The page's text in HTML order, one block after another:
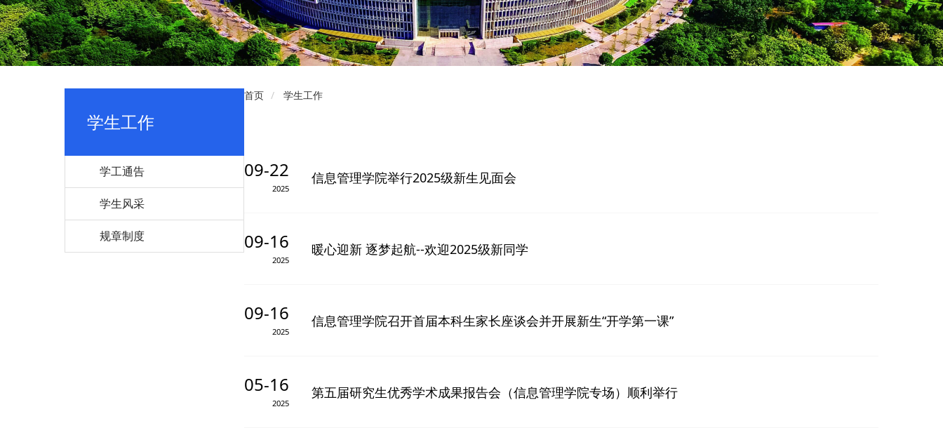
学生工作
学工通告
学生风采
规章制度
首页 学生工作
09-22
2025
信息管理学院举行2025级新生见面会
09-16
2025
暖心迎新 逐梦起航--欢迎2025级新同学
09-16
2025
信息管理学院召开首届本科生家长座谈会并开展新生“开学第一课”
05-16
2025
第五届研究生优秀学术成果报告会（信息管理学院专场）顺利举行